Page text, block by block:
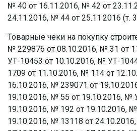
№ 40 от 16.11.2016, № 42 от
24.11.2016, № 44 от 25.11.2016 (т.
Товарные чеки на покупку
№ 229876 от 08.10.2016, № 31 от
УТ-10453 от 10.10.2016, № УТ-
1709 от 11.10.2016, № 114 от
16.10.2016, № 239071 от
19.10.2016, № 55 от 19.10.2016, №
19.10.2016, № 192 от 19.10.2016,
19.10.2016, № 13118 от